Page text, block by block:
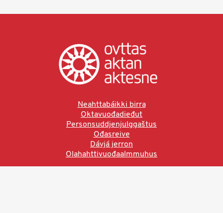
Neahttabáikki birra
Oktavuođadieđut
Personsuddjenjulggaštus
Ođasreive
Dávjá jerron
Olahahttivuođaalmmuhus